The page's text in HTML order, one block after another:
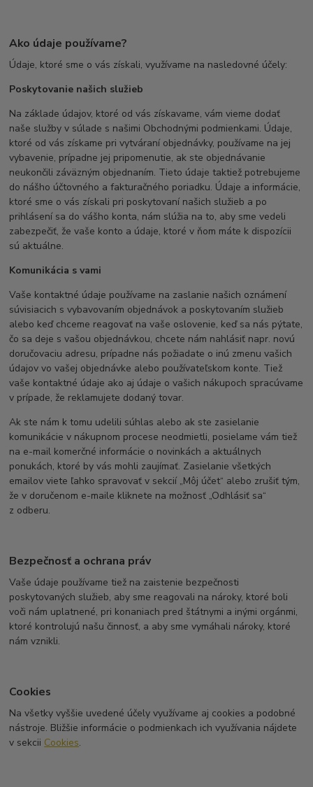
Ako údaje používame?
Údaje, ktoré sme o vás získali, využívame na nasledovné účely:
Poskytovanie našich služieb
Na základe údajov, ktoré od vás získavame, vám vieme dodať
naše služby v súlade s našimi Obchodnými podmienkami. Údaje,
ktoré od vás získame pri vytváraní objednávky, používame na jej
vybavenie, prípadne jej pripomenutie, ak ste objednávanie
neukončili záväzným objednaním. Tieto údaje taktiež potrebujeme
do nášho účtovného a fakturačného poriadku. Údaje a informácie,
ktoré sme o vás získali pri poskytovaní našich služieb a po
prihlásení sa do vášho konta, nám slúžia na to, aby sme vedeli
zabezpečiť, že vaše konto a údaje, ktoré v ňom máte k dispozícii
sú aktuálne.
Komunikácia s vami
Vaše kontaktné údaje používame na zaslanie našich oznámení
súvisiacich s vybavovaním objednávok a poskytovaním služieb
alebo keď chceme reagovať na vaše oslovenie, keď sa nás pýtate,
čo sa deje s vašou objednávkou, chcete nám nahlásiť napr. novú
doručovaciu adresu, prípadne nás požiadate o inú zmenu vašich
údajov vo vašej objednávke alebo používateľskom konte. Tiež
vaše kontaktné údaje ako aj údaje o vašich nákupoch spracúvame
v prípade, že reklamujete dodaný tovar.
Ak ste nám k tomu udelili súhlas alebo ak ste zasielanie
komunikácie v nákupnom procese neodmietli, posielame vám tiež
na e-mail komerčné informácie o novinkách a aktuálnych
ponukách, ktoré by vás mohli zaujímať. Zasielanie všetkých
emailov viete ľahko spravovať v sekcií „Môj účet“ alebo zrušiť tým,
že v doručenom e-maile kliknete na možnosť „Odhlásiť sa“
z odberu.
Bezpečnosť a ochrana práv
Vaše údaje používame tiež na zaistenie bezpečnosti
poskytovaných služieb, aby sme reagovali na nároky, ktoré boli
voči nám uplatnené, pri konaniach pred štátnymi a inými orgánmi,
ktoré kontrolujú našu činnosť, a aby sme vymáhali nároky, ktoré
nám vznikli.
Cookies
Na všetky vyššie uvedené účely využívame aj cookies a podobné
nástroje. Bližšie informácie o podmienkach ich využívania nájdete
v sekcii Cookies.